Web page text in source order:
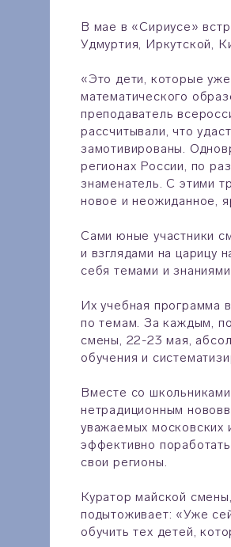
В мае в «Сириусе»
Удмуртия, Иркутской,
«Это дети, которые
математического
преподаватель
рассчитывали, что
замотивированы.
регионах России, по
знаменатель. С этими
новое и неожиданное,
Сами юные участники
и взглядами на царицу
себя темами и
Их учебная программа
по темам. За каждым,
смены, 22-23 мая,
обучения и
Вместе со
нетрадиционным
уважаемых московских
эффективно
свои регионы.
Куратор майской
подытоживает: «Уже
обучить тех детей,